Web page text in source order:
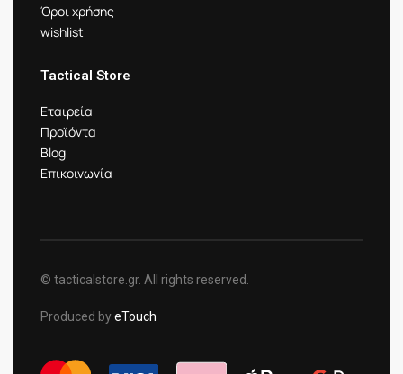
Όροι χρήσης
wishlist
Tactical Store
Εταιρεία
Προϊόντα
Blog
Επικοινωνία
© tacticalstore.gr. All rights reserved.
Produced byeTouch